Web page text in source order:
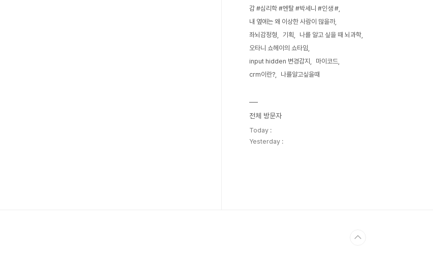
감 #심리학 #멘탈 #박세니 #인생 #
내 옆에는 왜 이상한 사람이 많을까
좌뇌감정형
기획
나를 알고 싶을 때 뇌과학
오타니 쇼헤이의 쇼타임
input hidden 변경감지
마이코드
crm이란?
나를알고싶을때
전체 방문자
Today :
Yesterday :